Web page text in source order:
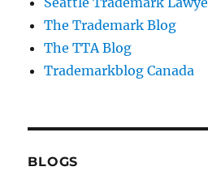
The Trademark Blog
The TTA Blog
Trademarkblog Canada
BLOGS